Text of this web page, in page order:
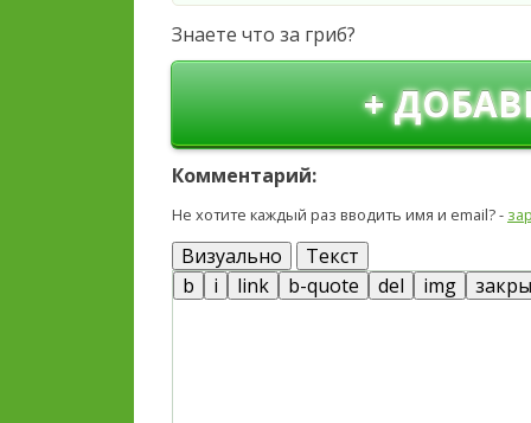
Знаете что за гриб?
+
Комментарий:
Не хотите каждый раз вводить имя и email? -
Визуально Текст